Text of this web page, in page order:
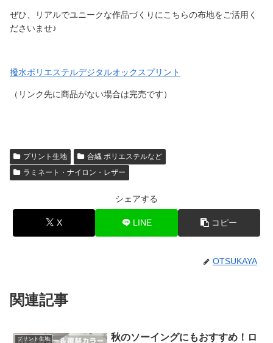
ぜひ、リアルでユニークな作品づくりにこちらの布地をご活用く
ださいませ♪
撥水ポリエステルデジタルオックスプリント
（リンク先に商品がない場合は完売です）
プリント生地
合繊 ポリエステルなど
ラミネート・ナイロン・レザー
シェアする
X LINE コピー
OTSUKAYA
関連記事
プリント生地
秋のソーイングにもおすすめ！ロ